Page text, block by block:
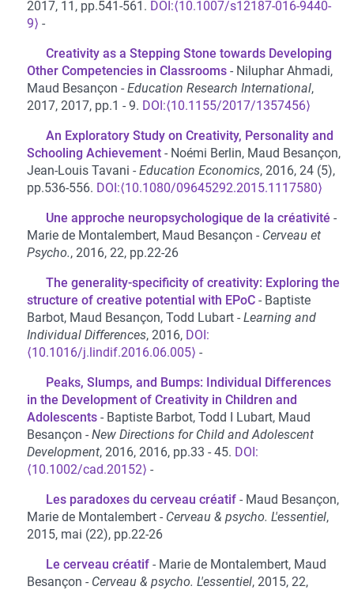
2017, 11, pp.541-561.
⟨10.1007/s12187-016-9440-
9⟩
Creativity as a Stepping Stone towards Developing
Other Competencies in Classrooms
Niluphar Ahmadi,
Maud Besançon
Education Research International,
2017, 2017, pp.1 - 9.
⟨10.1155/2017/1357456⟩
An Exploratory Study on Creativity, Personality and
Schooling Achievement
Noémi Berlin, Maud Besançon,
Jean-Louis Tavani
Education Economics, 2016, 24 (5),
pp.536-556.
⟨10.1080/09645292.2015.1117580⟩
Une approche neuropsychologique de la créativité
Marie de Montalembert, Maud Besançon
Cerveau et
Psycho., 2016, 22, pp.22-26
The generality-specificity of creativity: Exploring the
structure of creative potential with EPoC
Baptiste
Barbot, Maud Besançon, Todd Lubart
Learning and
Individual Differences, 2016,
⟨10.1016/j.lindif.2016.06.005⟩
Peaks, Slumps, and Bumps: Individual Differences
in the Development of Creativity in Children and
Adolescents
Baptiste Barbot, Todd I Lubart, Maud
Besançon
New Directions for Child and Adolescent
Development, 2016, 2016, pp.33 - 45.
⟨10.1002/cad.20152⟩
Les paradoxes du cerveau créatif
Maud Besançon,
Marie de Montalembert
Cerveau & psycho. L'essentiel,
2015, mai (22), pp.22-26
Le cerveau créatif
Marie de Montalembert, Maud
Besançon
Cerveau & psycho. L'essentiel, 2015, 22,